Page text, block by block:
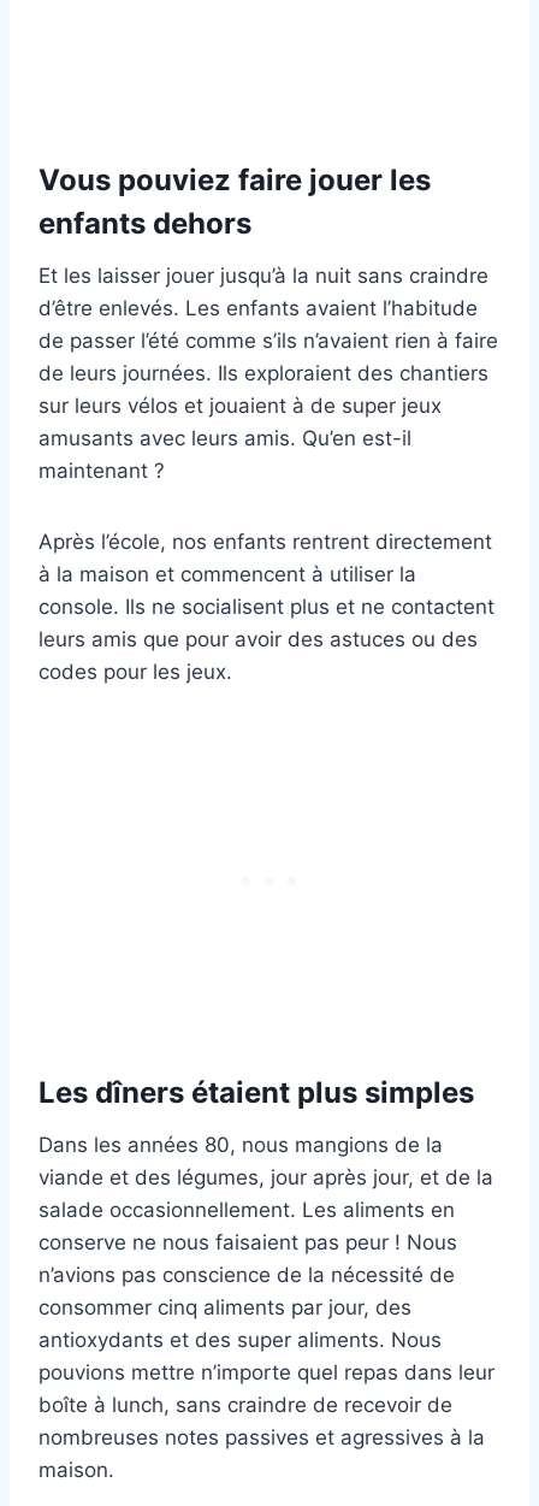
Vous pouviez faire jouer les
enfants dehors
Et les laisser jouer jusqu’à la nuit sans craindre
d’être enlevés. Les enfants avaient l’habitude
de passer l’été comme s’ils n’avaient rien à faire
de leurs journées. Ils exploraient des chantiers
sur leurs vélos et jouaient à de super jeux
amusants avec leurs amis. Qu’en est-il
maintenant ?
Après l’école, nos enfants rentrent directement
à la maison et commencent à utiliser la
console. Ils ne socialisent plus et ne contactent
leurs amis que pour avoir des astuces ou des
codes pour les jeux.
Les dîners étaient plus simples
Dans les années 80, nous mangions de la
viande et des légumes, jour après jour, et de la
salade occasionnellement. Les aliments en
conserve ne nous faisaient pas peur ! Nous
n’avions pas conscience de la nécessité de
consommer cinq aliments par jour, des
antioxydants et des super aliments. Nous
pouvions mettre n’importe quel repas dans leur
boîte à lunch, sans craindre de recevoir de
nombreuses notes passives et agressives à la
maison.